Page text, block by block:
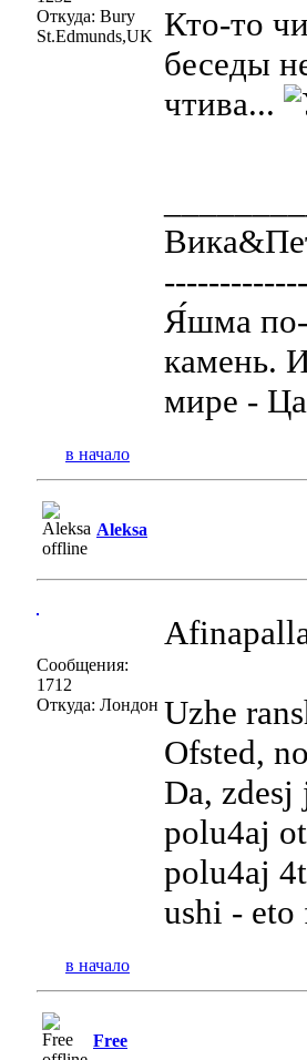
Откуда: Bury
St.Edmunds,UK
Кто-то
беседы
чтива...
Я́шма по-
камень.
мире -
в начало
Aleksa
Сообщения:
1712
Откуда: Лондон Uzhe
Ofsted,
Da,
polu4aj
polu4aj
ushi - eto
в начало
Free